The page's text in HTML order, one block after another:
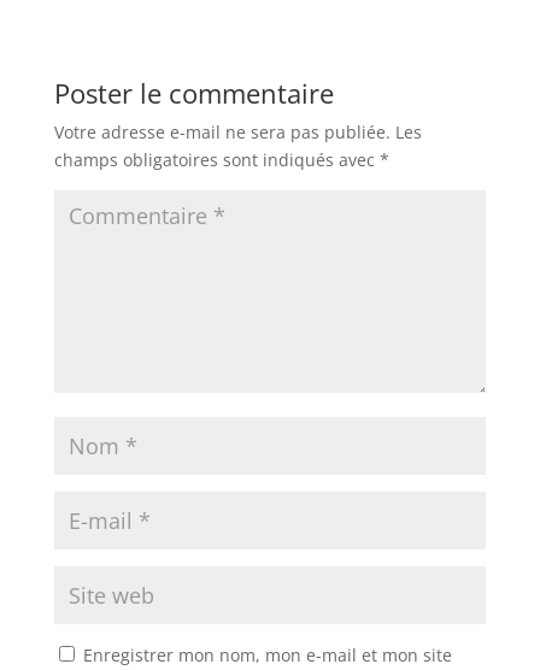
Poster le commentaire
Votre adresse e-mail ne sera pas publiée. Les
champs obligatoires sont indiqués avec *
Enregistrer mon nom, mon e-mail et mon site